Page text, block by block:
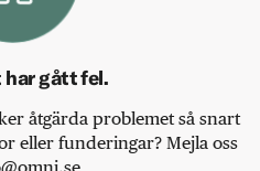
har gått fel.
åtgärda problemet så snart
eller funderingar? Mejla oss